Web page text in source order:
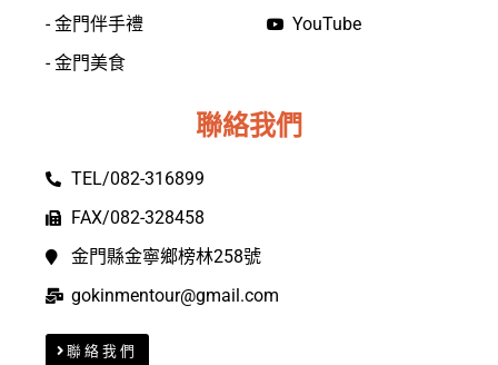
- 金門伴手禮
- 金門美食
YouTube
聯絡我們
TEL/082-316899
FAX/082-328458
金門縣金寧鄉榜林258號
gokinmentour@gmail.com
聯絡我們